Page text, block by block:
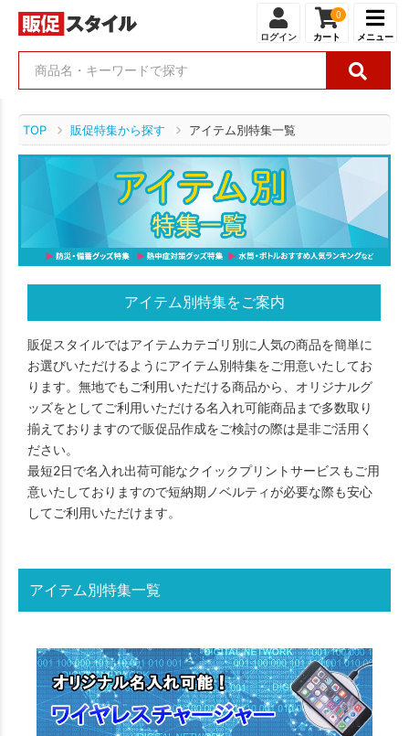
ログイン
0
カート メニュー
TOP 販促特集から探す アイテム別特集一覧
アイテム別特集をご案内
販促スタイルではアイテムカテゴリ別に人気の商品を簡単に
お選びいただけるようにアイテム別特集をご用意いたしてお
ります。無地でもご利用いただける商品から、オリジナルグ
ッズをとしてご利用いただける名入れ可能商品まで多数取り
揃えておりますので販促品作成をご検討の際は是非ご活用く
ださい。
最短2日で名入れ出荷可能なクイックプリントサービスもご用
意いたしておりますので短納期ノベルティが必要な際も安心
してご利用いただけます。
アイテム別特集一覧